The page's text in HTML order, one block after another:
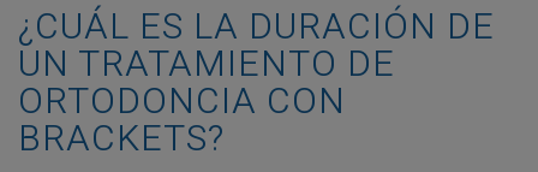
¿CUÁL ES LA DURACIÓN DE
UN TRATAMIENTO DE
ORTODONCIA CON
BRACKETS?